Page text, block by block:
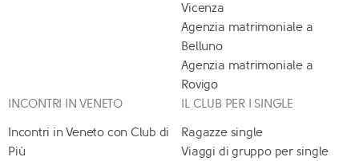
Vicenza
Agenzia matrimoniale a
Belluno
Agenzia matrimoniale a
Rovigo
INCONTRI IN VENETO
Incontri in Veneto con Club di
Più
IL CLUB PER I SINGLE
Ragazze single
Viaggi di gruppo per single